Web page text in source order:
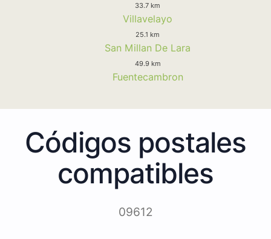
33.7 km
Villavelayo
25.1 km
San Millan De Lara
49.9 km
Fuentecambron
Códigos postales
compatibles
09612